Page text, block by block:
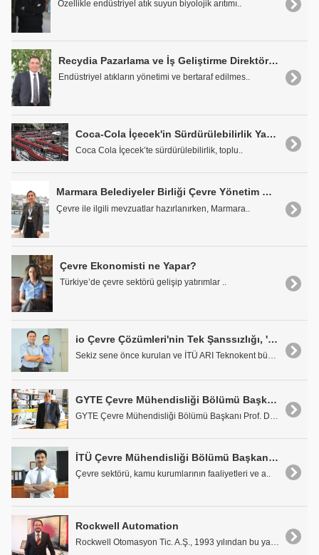
Özellikle endüstriyel atık suyun biyolojik arıtımı..
Recydia Pazarlama ve İş Geliştirme Direktörü Galip Tekiner: 'Çevre ve Atık Sektörüne 65 Milyon Euro Yatırım Yaptık'
Endüstriyel atıkların yönetimi ve bertaraf edilmes..
Coca-Cola İçecek'in Sürdürülebilirlik Yaklaşımı
Coca Cola İçecek’te sürdürülebilirlik, toplu..
Marmara Belediyeler Birliği Çevre Yönetim Merkezi Direktörü Aynur Acar: 'Sanayiciler Sorumluluklarından Kaçamaz'
Çevre ile ilgili mevzuatlar hazırlanırken, Marmara..
Çevre Ekonomisti ne Yapar?
Türkiye’de çevre sektörü gelişip yatırımlar ..
io Çevre Çözümleri'nin Tek Şanssızlığı, 'İlk Olanı' Yapmak!..
Sekiz sene önce kurulan ve İTÜ ARI Teknokent bünye..
GYTE Çevre Mühendisliği Bölümü Başkanı Prof. Dr. Bülent Keskinler: 'Üniversite ve Sanayi İşbirliği Arzu Edilen Seviyede Değil'
GYTE Çevre Mühendisliği Bölümü Başkanı Prof. Dr. B..
İTÜ Çevre Mühendisliği Bölümü Başkanı Prof. Dr. İsmail Toröz: 'İstikrarlı Olunmalı!..'
Çevre sektörü, kamu kurumlarının faaliyetleri ve a..
Rockwell Automation
Rockwell Otomasyon Tic. A.Ş., 1993 yılından bu yan..